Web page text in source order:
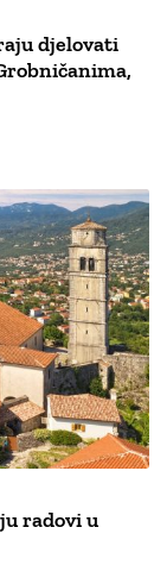
djelovati
radovi u